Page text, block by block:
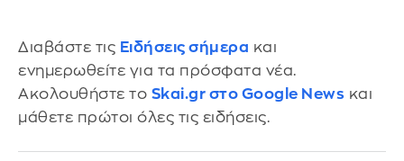
Διαβάστε τις Ειδήσεις σήμερα και
ενημερωθείτε για τα πρόσφατα νέα.
Ακολουθήστε το Skai.gr στο Google News και
μάθετε πρώτοι όλες τις ειδήσεις.